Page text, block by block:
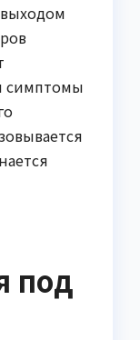
симптомы
под